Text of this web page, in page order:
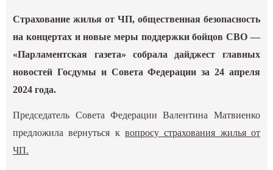
ГИД
Страхование жилья от ЧП, общественная безопасность
на концертах и новые меры поддержки бойцов СВО —
«Парламентская газета» собрала дайджест главных
новостей Госдумы и Совета Федерации за 24 апреля
2024 года.
Председатель Совета Федерации Валентина Матвиенко
предложила вернуться к вопросу страхования жилья от
ЧП.